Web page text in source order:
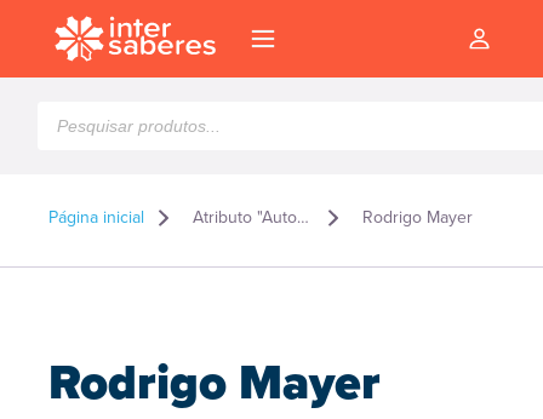
produtos
Página inicial Atributo "Autor" de produto Rodrigo Mayer
Rodrigo Mayer